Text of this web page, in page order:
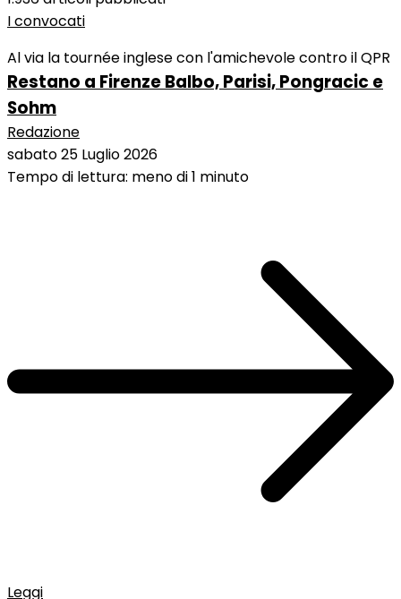
I convocati
Al via la tournée inglese con l'amichevole contro il QPR
Restano a Firenze Balbo, Parisi, Pongracic e
Sohm
Redazione
sabato 25 Luglio 2026
Tempo di lettura: meno di 1 minuto
Leggi